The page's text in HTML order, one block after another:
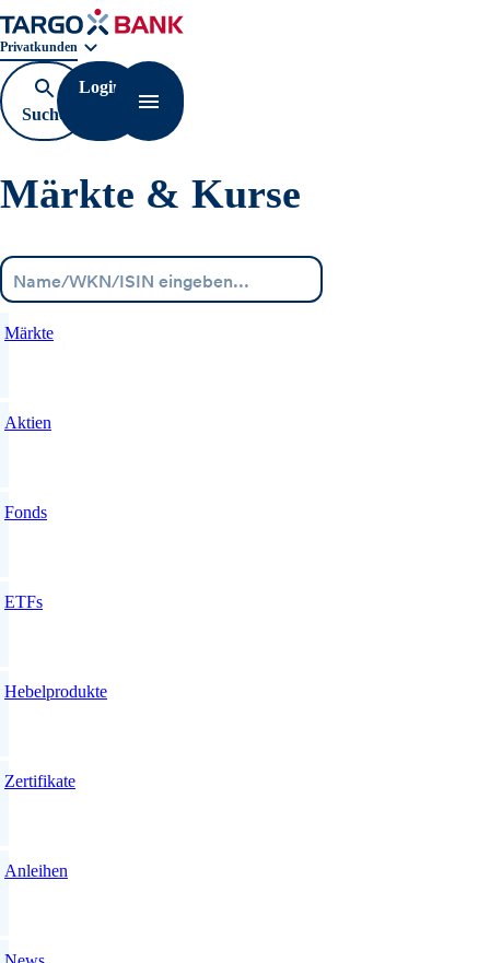
Geschäftsbereichnavigation. Aktuelle Auswahl:
Privatkunden
Suche
öffnen
Login
Navigation öffnen
Märkte & Kurse
Märkte
Aktien
Fonds
ETFs
Hebelprodukte
Zertifikate
Anleihen